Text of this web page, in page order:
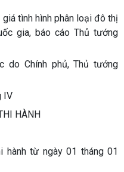
tình hình phân loại đô thị
gia, báo cáo Thủ tướng
do Chính phủ, Thủ tướng
IV
HÀNH
hành từ ngày 01 tháng 01